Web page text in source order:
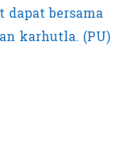
bersama
karhutla. (PU)